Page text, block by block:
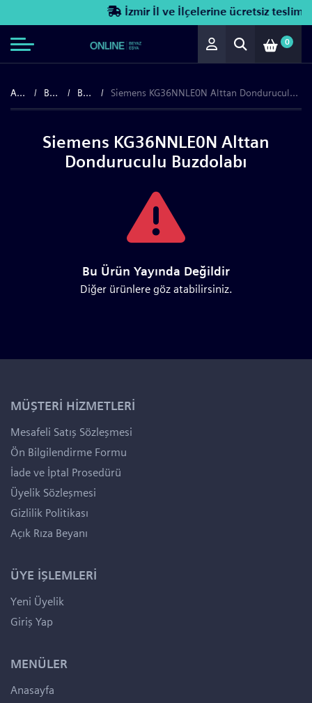
İzmir İl ve İlçelerine ücretsiz teslimat!
0
Anasayfa Beyaz Eşya Buzdolapları Siemens KG36NNLE0N Alttan Donduruculu Buzdolabı
Siemens KG36NNLE0N Alttan
Donduruculu Buzdolabı
Bu Ürün Yayında Değildir
Diğer ürünlere göz atabilirsiniz.
MÜŞTERİ HİZMETLERİ
Mesafeli Satış Sözleşmesi
Ön Bilgilendirme Formu
İade ve İptal Prosedürü
Üyelik Sözleşmesi
Gizlilik Politikası
Açık Rıza Beyanı
ÜYE İŞLEMLERİ
Yeni Üyelik
Giriş Yap
MENÜLER
Anasayfa